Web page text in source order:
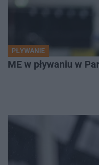
PŁYWANIE
ME w pływaniu w